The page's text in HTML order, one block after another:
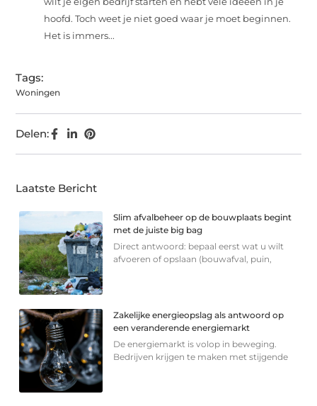
hoofd. Toch weet je niet goed waar je moet beginnen.
Het is immers...
Tags:
Woningen
Delen:
Laatste Bericht
Slim afvalbeheer op de bouwplaats begint
met de juiste big bag
Direct antwoord: bepaal eerst wat u wilt
afvoeren of opslaan (bouwafval, puin,
Zakelijke energieopslag als antwoord op
een veranderende energiemarkt
De energiemarkt is volop in beweging.
Bedrijven krijgen te maken met stijgende